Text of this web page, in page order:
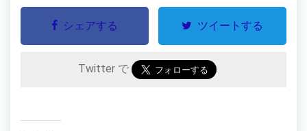
シェアする ツイートする
Twitter で